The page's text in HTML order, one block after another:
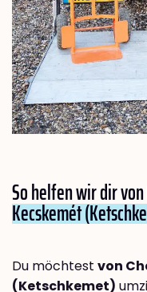
So helfen wir dir
Kecskemét
Du möchtest von
(Ketschkemet)